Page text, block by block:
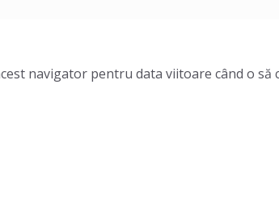
navigator pentru data viitoare când o să